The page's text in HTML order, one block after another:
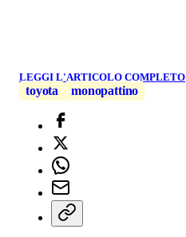
LEGGI L'ARTICOLO COMPLETO
toyota monopattino